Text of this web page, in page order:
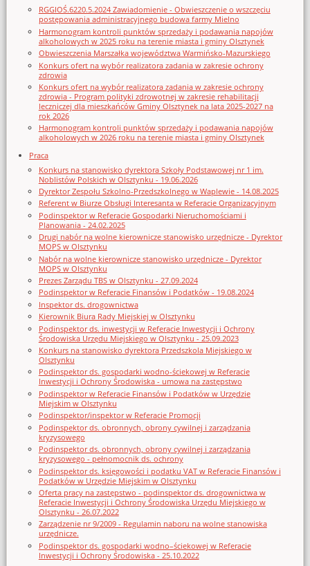
RGGIOŚ.6220.5.2024 Zawiadomienie - Obwieszczenie o wszczęciu
postępowania administracyjnego budowa farmy Mielno
Harmonogram kontroli punktów sprzedaży i podawania napojów
alkoholowych w 2025 roku na terenie miasta i gminy Olsztynek
Obwieszczenia Marszałka województwa Warmińsko-Mazurskiego
Konkurs ofert na wybór realizatora zadania w zakresie ochrony
zdrowia
Konkurs ofert na wybór realizatora zadania w zakresie ochrony
zdrowia - Program polityki zdrowotnej w zakresie rehabilitacji
leczniczej dla mieszkańców Gminy Olsztynek na lata 2025-2027 na
rok 2026
Harmonogram kontroli punktów sprzedaży i podawania napojów
alkoholowych w 2026 roku na terenie miasta i gminy Olsztynek
Praca
Konkurs na stanowisko dyrektora Szkoły Podstawowej nr 1 im.
Noblistów Polskich w Olsztynku - 19.06.2026
Dyrektor Zespołu Szkolno-Przedszkolnego w Waplewie - 14.08.2025
Referent w Biurze Obsługi Interesanta w Referacie Organizacyjnym
Podinspektor w Referacie Gospodarki Nieruchomościami i
Planowania - 24.02.2025
Drugi nabór na wolne kierownicze stanowisko urzędnicze - Dyrektor
MOPS w Olsztynku
Nabór na wolne kierownicze stanowisko urzędnicze - Dyrektor
MOPS w Olsztynku
Prezes Zarządu TBS w Olsztynku - 27.09.2024
Podinspektor w Referacie Finansów i Podatków - 19.08.2024
Inspektor ds. drogownictwa
Kierownik Biura Rady Miejskiej w Olsztynku
Podinspektor ds. inwestycji w Referacie Inwestycji i Ochrony
Środowiska Urzędu Miejskiego w Olsztynku - 25.09.2023
Konkurs na stanowisko dyrektora Przedszkola Miejskiego w
Olsztynku
Podinspektor ds. gospodarki wodno-ściekowej w Referacie
Inwestycji i Ochrony Środowiska - umowa na zastępstwo
Podinspektor w Referacie Finansów i Podatków w Urzędzie
Miejskim w Olsztynku
Podinspektor/inspektor w Referacie Promocji
Podinspektor ds. obronnych, obrony cywilnej i zarządzania
kryzysowego
Podinspektor ds. obronnych, obrony cywilnej i zarządzania
kryzysowego - pełnomocnik ds. ochrony
Podinspektor ds. księgowości i podatku VAT w Referacie Finansów i
Podatków w Urzędzie Miejskim w Olsztynku
Oferta pracy na zastępstwo - podinspektor ds. drogownictwa w
Referacie Inwestycji i Ochrony Środowiska Urzędu Miejskiego w
Olsztynku - 26.07.2022
Zarządzenie nr 9/2009 - Regulamin naboru na wolne stanowiska
urzędnicze.
Podinspektor ds. gospodarki wodno–ściekowej w Referacie
Inwestycji i Ochrony Środowiska - 25.10.2022